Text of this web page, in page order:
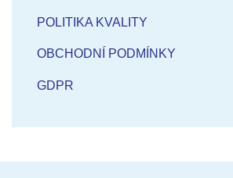
POLITIKA KVALITY
OBCHODNÍ PODMÍNKY
GDPR